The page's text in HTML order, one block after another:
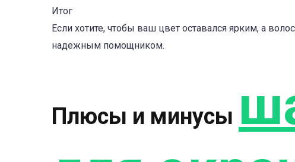
Итог
Если хотите, чтобы ваш цвет оставался ярким, а
надежным помощником.
Плюсы и минусы